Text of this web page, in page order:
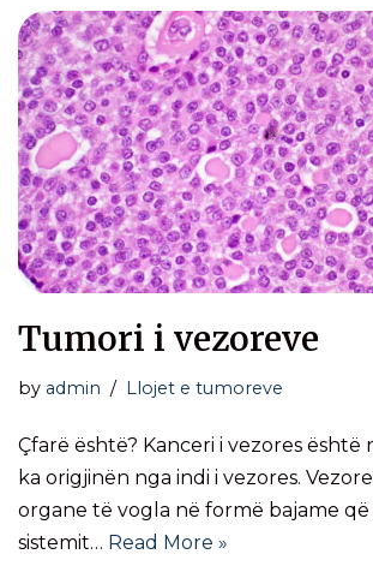
Tumori i vezoreve
by admin Llojet e tumoreve
Çfarë është? Kanceri i vezores
ka origjinën nga indi i vezores.
organe të vogla në formë bajame që
sistemit… Read More »